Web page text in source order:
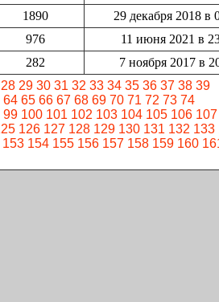
1890
29 декабря 2018 в
976
11 июня 2021 в
282
7 ноября 2017 в
28 29 30 31 32 33 34 35 36 37 38 39
64 65 66 67 68 69 70 71 72 73 74
99 100 101 102 103 104 105 106 107
126 127 128 129 130 131 132 133
153 154 155 156 157 158 159 160